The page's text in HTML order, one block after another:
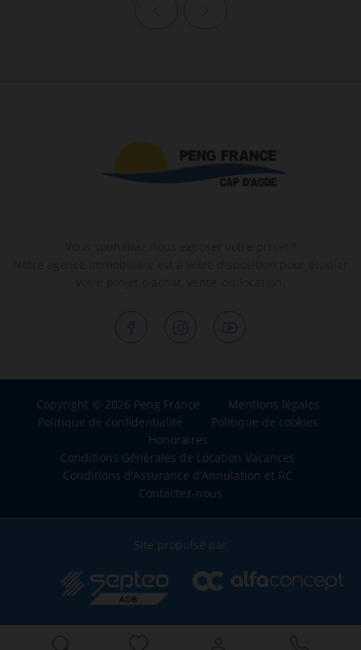
Copyright © 2026 Peng France
Mentions légales
Politique de confidentialité
Politique de cookies
Honoraires
Conditions Générales de Location Vacances
Conditions d’Assurance d’Annulation et RC
Contactez-nous
Site propulsé par